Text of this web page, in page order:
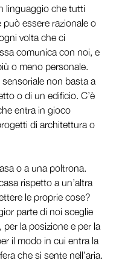
linguaggio che tutti
essere razionale o
volta che ci
comunica con noi, e
o meno personale.
non basta a
o di un edificio. C’è
entra in gioco
di architettura o
o a una poltrona.
rispetto a un’altra
le proprie cose?
parte di noi sceglie
per la posizione e per la
il modo in cui entra la
che si sente nell’aria.